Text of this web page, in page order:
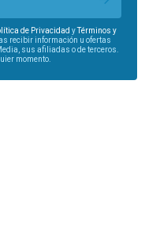
de Privacidad yTérminos y
recibir información u ofertas
sus afiliadas o de terceros.
momento.